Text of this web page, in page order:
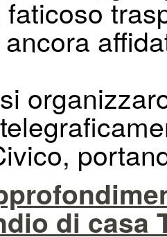
di casa